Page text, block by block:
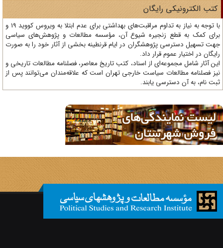
الکترونیکی رایگان
با توجه به نیاز به تداوم مراقبت‌های بهداشتی برای عدم ابتلا به ویروس کووید 19 و
کمک به قطع زنجیره شیوع آن، مؤسسه مطالعات و پژوهش‌های سیاسی
تسهیل دسترسی پژوهشگران در ایام قرنطینه بخشی از آثار خود را به صورت
در اختیار عموم قرار داد.
آثار شامل مجموعه‌ای از اسناد، کتب تاریخ معاصر، فصلنامه‌ مطالعات تاریخی و
فصلنامه مطالعات سیاست خارجی تهران است که علاقه‌مندان می‌توانند پس از
نام، به آن دسترسی یابند.